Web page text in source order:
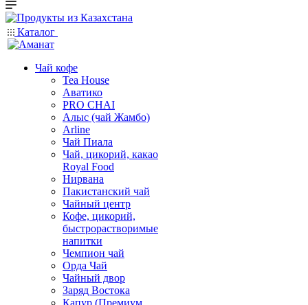
Каталог
Чай кофе
Tea House
Аватико
PRO CHAI
Алыс (чай Жамбо)
Arline
Чай Пиала
Чай, цикорий, какао
Royal Food
Нирвана
Пакистанский чай
Чайный центр
Кофе, цикорий,
быстрорастворимые
напитки
Чемпион чай
Орда Чай
Чайный двор
Заряд Востока
Капур (Премиум